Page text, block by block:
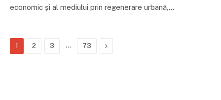
economic și al mediului prin regenerare urbană,…
1 2 3 … 73 Next